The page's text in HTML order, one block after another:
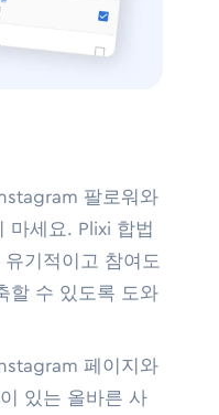
팔로워와
마세요. Plixi 합법
기적이고 참여도
할 수 있도록 도와
페이지와
있는 올바른 사